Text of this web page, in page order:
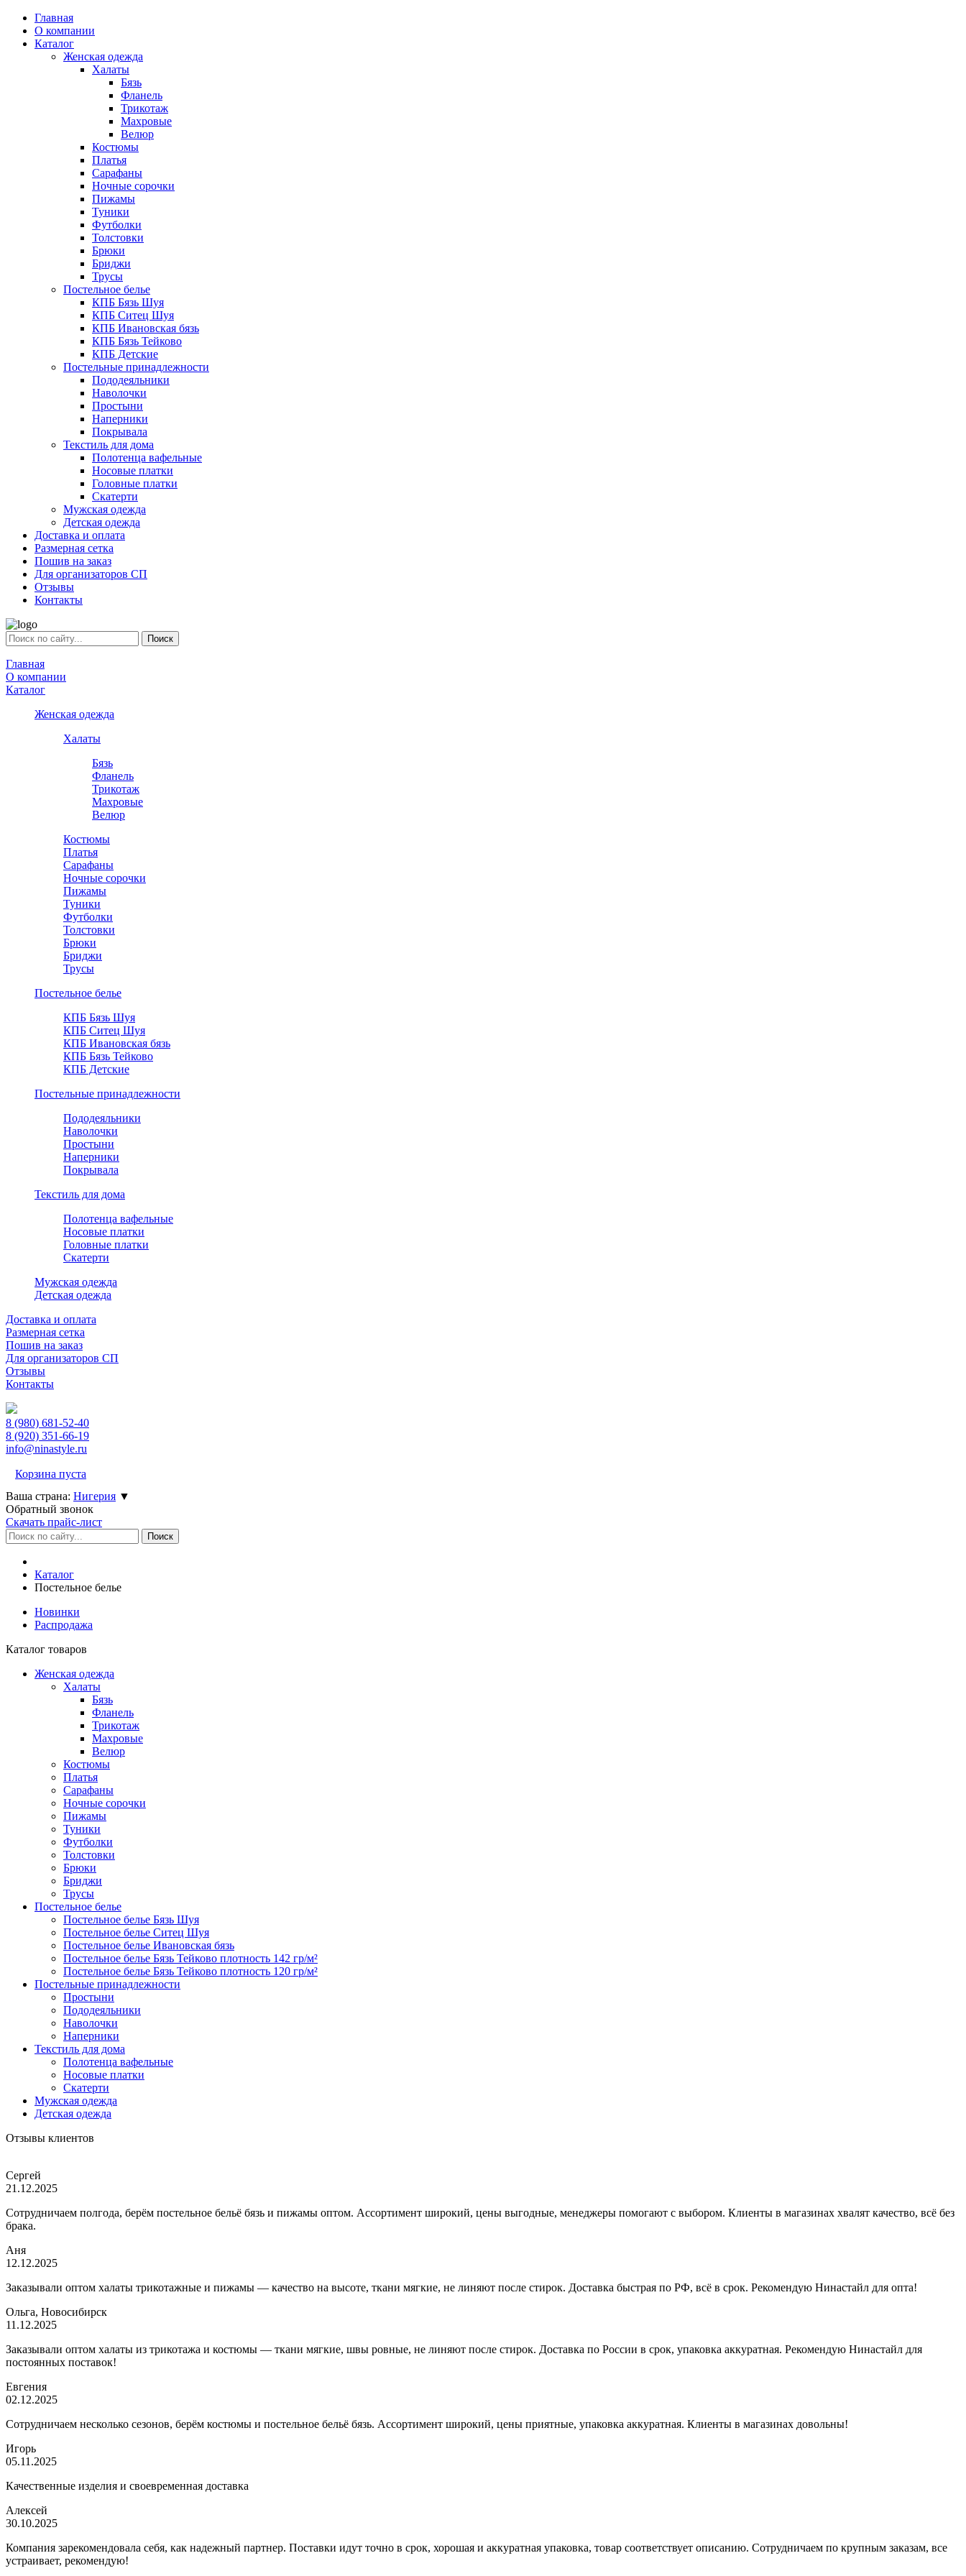
Главная
О компании
Каталог
Женская одежда
Халаты
Бязь
Фланель
Трикотаж
Махровые
Велюр
Костюмы
Платья
Сарафаны
Ночные сорочки
Пижамы
Туники
Футболки
Толстовки
Брюки
Бриджи
Трусы
Постельное белье
КПБ Бязь Шуя
КПБ Ситец Шуя
КПБ Ивановская бязь
КПБ Бязь Тейково
КПБ Детские
Постельные принадлежности
Пододеяльники
Наволочки
Простыни
Наперники
Покрывала
Текстиль для дома
Полотенца вафельные
Носовые платки
Головные платки
Скатерти
Мужская одежда
Детская одежда
Доставка и оплата
Размерная сетка
Пошив на заказ
Для организаторов СП
Отзывы
Контакты
Главная
О компании
Каталог
Женская одежда
Халаты
Бязь
Фланель
Трикотаж
Махровые
Велюр
Костюмы
Платья
Сарафаны
Ночные сорочки
Пижамы
Туники
Футболки
Толстовки
Брюки
Бриджи
Трусы
Постельное белье
КПБ Бязь Шуя
КПБ Ситец Шуя
КПБ Ивановская бязь
КПБ Бязь Тейково
КПБ Детские
Постельные принадлежности
Пододеяльники
Наволочки
Простыни
Наперники
Покрывала
Текстиль для дома
Полотенца вафельные
Носовые платки
Головные платки
Скатерти
Мужская одежда
Детская одежда
Доставка и оплата
Размерная сетка
Пошив на заказ
Для организаторов СП
Отзывы
Контакты
8 (980) 681-52-40
8 (920) 351-66-19
info@ninastyle.ru
Корзина пуста
Ваша страна: Нигерия ▼
Обратный звонок
Скачать прайс-лист
Каталог
Постельное белье
Новинки
Распродажа
Каталог товаров
Женская одежда
Халаты
Бязь
Фланель
Трикотаж
Махровые
Велюр
Костюмы
Платья
Сарафаны
Ночные сорочки
Пижамы
Туники
Футболки
Толстовки
Брюки
Бриджи
Трусы
Постельное белье
Постельное белье Бязь Шуя
Постельное белье Ситец Шуя
Постельное белье Ивановская бязь
Постельное белье Бязь Тейково плотность 142 гр/м²
Постельное белье Бязь Тейково плотность 120 гр/м²
Постельные принадлежности
Простыни
Пододеяльники
Наволочки
Наперники
Текстиль для дома
Полотенца вафельные
Носовые платки
Скатерти
Мужская одежда
Детская одежда
Отзывы клиентов
Сергей
21.12.2025
Сотрудничаем полгода, берём постельное бельё бязь и пижамы оптом. Ассортимент широкий, цены выгодные, менеджеры помогают с выбором. Клиенты в магазинах хвалят качество, всё без
брака.
Аня
12.12.2025
Заказывали оптом халаты трикотажные и пижамы — качество на высоте, ткани мягкие, не линяют после стирок. Доставка быстрая по РФ, всё в срок. Рекомендую Нинастайл для опта!
Ольга, Новосибирск
11.12.2025
Заказывали оптом халаты из трикотажа и костюмы — ткани мягкие, швы ровные, не линяют после стирок. Доставка по России в срок, упаковка аккуратная. Рекомендую Нинастайл для
постоянных поставок!
Евгения
02.12.2025
Сотрудничаем несколько сезонов, берём костюмы и постельное бельё бязь. Ассортимент широкий, цены приятные, упаковка аккуратная. Клиенты в магазинах довольны!
Игорь
05.11.2025
Качественные изделия и своевременная доставка
Алексей
30.10.2025
Компания зарекомендовала себя, как надежный партнер. Поставки идут точно в срок, хорошая и аккуратная упаковка, товар соответствует описанию. Сотрудничаем по крупным заказам, все
устраивает, рекомендую!